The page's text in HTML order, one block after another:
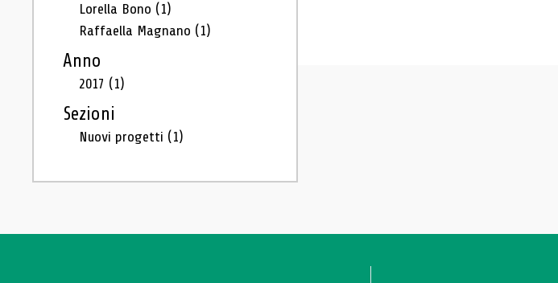
Lorella Bono (1)
Raffaella Magnano (1)
Anno
2017 (1)
Sezioni
Nuovi progetti (1)